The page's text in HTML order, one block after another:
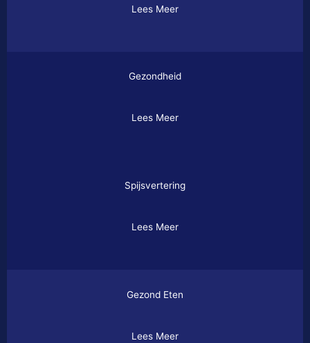
Lees Meer
Gezondheid
Lees Meer
Spijsvertering
Lees Meer
Gezond Eten
Lees Meer